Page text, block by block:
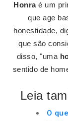
Honraé um
que age
honestidade,
que são
disso, "uma
sentido de
Leia
O